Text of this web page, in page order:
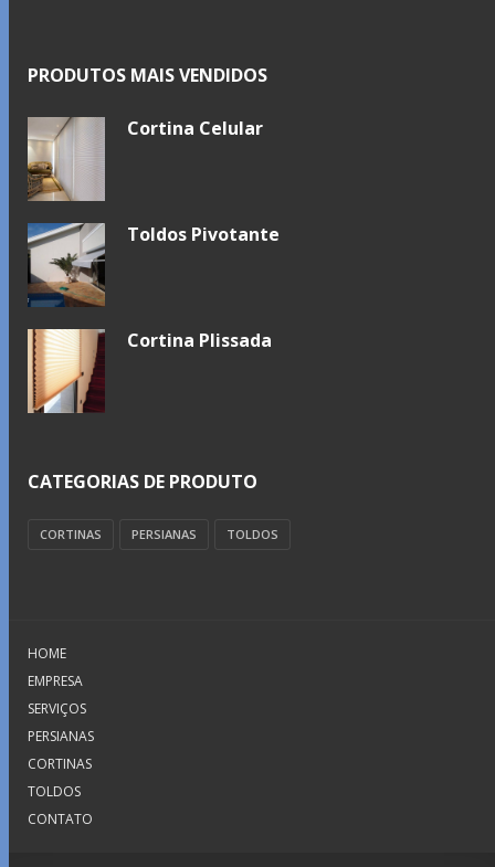
PRODUTOS MAIS VENDIDOS
Cortina Celular
Toldos Pivotante
Cortina Plissada
CATEGORIAS DE PRODUTO
CORTINAS PERSIANAS TOLDOS
HOME
EMPRESA
SERVIÇOS
PERSIANAS
CORTINAS
TOLDOS
CONTATO